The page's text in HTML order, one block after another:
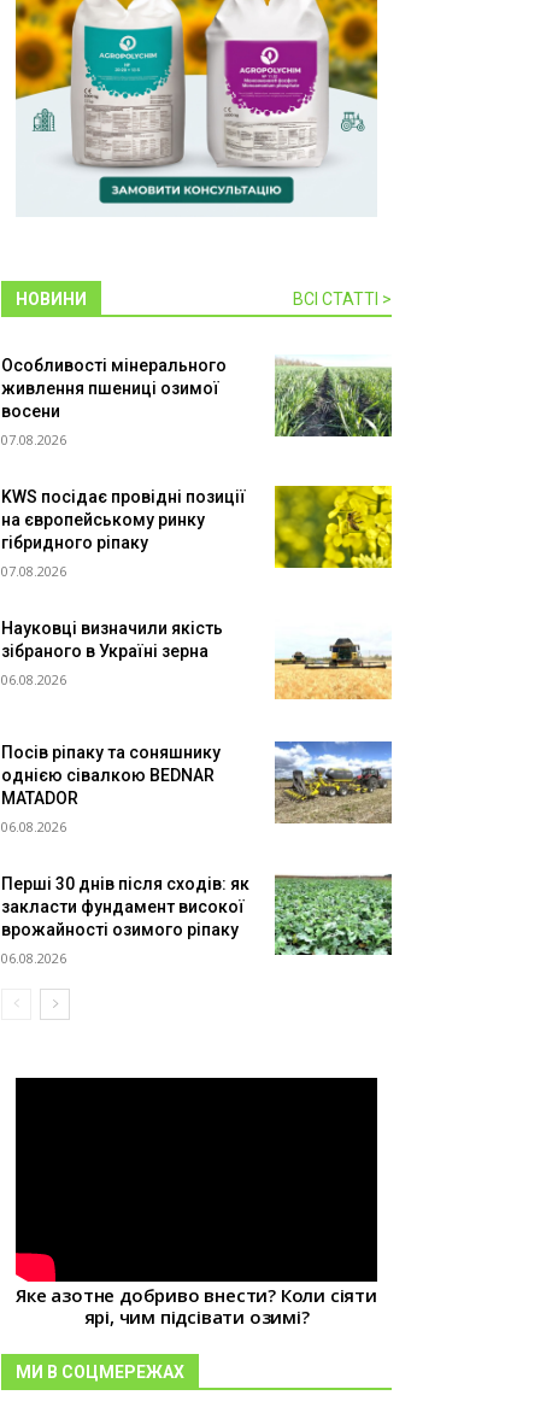
НОВИНИ ВСІ СТАТТІ >
Особливості мінерального
живлення пшениці озимої
восени
07.08.2026
KWS посідає провідні позиції
на європейському ринку
гібридного ріпаку
07.08.2026
Науковці визначили якість
зібраного в Україні зерна
06.08.2026
Посів ріпаку та соняшнику
однією сівалкою BEDNAR
MATADOR
06.08.2026
Перші 30 днів після сходів: як
закласти фундамент високої
врожайності озимого ріпаку
06.08.2026
Яке азотне добриво внести? Коли сіяти
ярі, чим підсівати озимі?
МИ В СОЦМЕРЕЖАХ